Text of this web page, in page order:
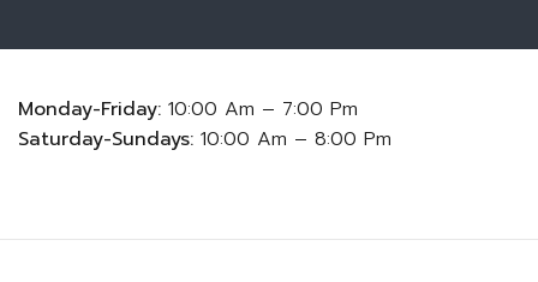
Monday-Friday: 10:00 Am – 7:00 Pm
Saturday-Sundays: 10:00 Am – 8:00 Pm